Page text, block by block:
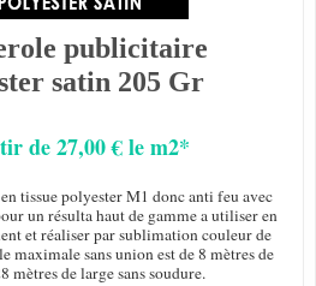
publicitaire
satin 205 Gr
de 27,00 € le m2*
en tissue polyester M1 donc anti feu avec
un résulta haut de gamme a utiliser en
et réaliser par sublimation couleur de
maximale sans union est de 8 mètres de
mètres de large sans soudure.